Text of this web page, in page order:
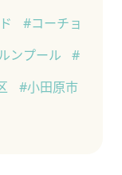
#コーチョ
ンプール
#
#小田原市